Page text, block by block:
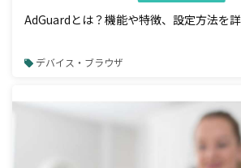
AdGuardとは？機能や特徴、設定方法を
デバイス・ブラウザ